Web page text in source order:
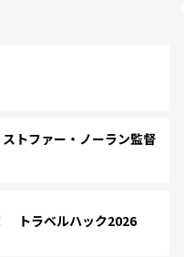
トファー・ノーラン監督
トラベルハック2026